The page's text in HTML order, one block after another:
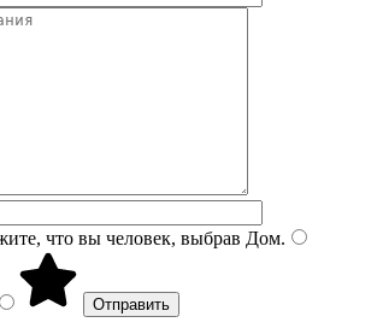
что вы человек, выбрав Дом.